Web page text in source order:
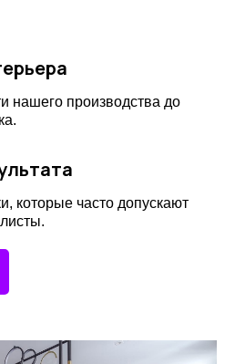
нашего производства до
которые часто допускают
24, корпус 2Б